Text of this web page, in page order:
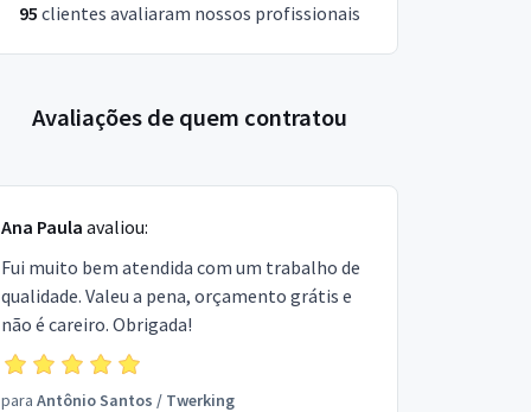
95 clientes avaliaram nossos profissionais
Avaliações de quem contratou
Ana Paula avaliou:
Fui muito bem atendida com um trabalho de
qualidade. Valeu a pena, orçamento grátis e
não é careiro. Obrigada!
para Antônio Santos / Twerking